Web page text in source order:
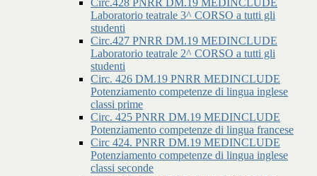
Circ.428 PNRR DM.19 MEDINCLUDE
Laboratorio teatrale 3^ CORSO a tutti gli
studenti
Circ.427 PNRR DM.19 MEDINCLUDE
Laboratorio teatrale 2^ CORSO a tutti gli
studenti
Circ. 426 DM.19 PNRR MEDINCLUDE
Potenziamento competenze di lingua inglese
classi prime
Circ. 425 PNRR DM.19 MEDINCLUDE
Potenziamento competenze di lingua francese
Circ 424. PNRR DM.19 MEDINCLUDE
Potenziamento competenze di lingua inglese
classi seconde